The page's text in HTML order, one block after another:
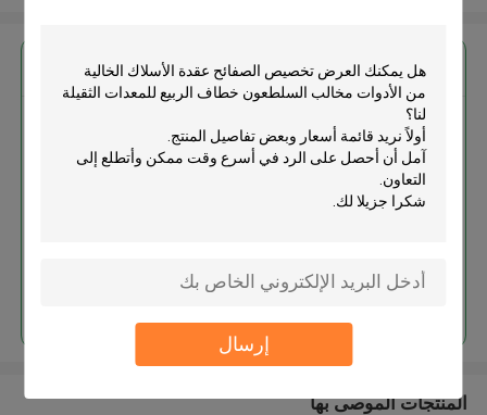
إرسال
احصل على افضل سعر ل
تخصيص الصفائح عقدة الأسلاك
الخالية من الأدوات مخالب
استمر
المنتجات الموصى بها